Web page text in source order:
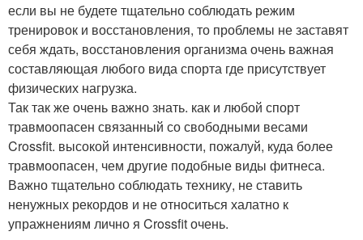
если вы не будете тщательно соблюдать режим
тренировок и восстановления, то проблемы не заставят
себя ждать, восстановления организма очень важная
составляющая любого вида спорта где присутствует
физических нагрузка.
Так так же очень важно знать. как и любой спорт
травмоопасен связанный со свободными весами
Crossfit. высокой интенсивности, пожалуй, куда более
травмоопасен, чем другие подобные виды фитнеса.
Важно тщательно соблюдать технику, не ставить
ненужных рекордов и не относиться халатно к
упражнениям лично я Crossfit очень.